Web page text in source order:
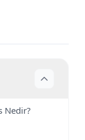
Nedir?